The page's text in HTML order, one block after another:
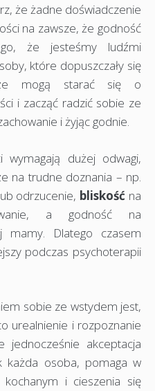
że żadne doświadczenie
na zawsze, że godność
że jesteśmy ludźmi
które dopuszczały się
mogą starać się o
i zacząć radzić sobie ze
i żyjąc godnie.
dużej odwagi,
na trudne doznania – np.
odrzucenie, bliskość na
a godność na
mamy. Dlatego czasem
podczas psychoterapii
sobie ze wstydem jest,
urealnienie i rozpoznanie
jednocześnie akceptacja
każda osoba, pomaga w
i cieszenia się